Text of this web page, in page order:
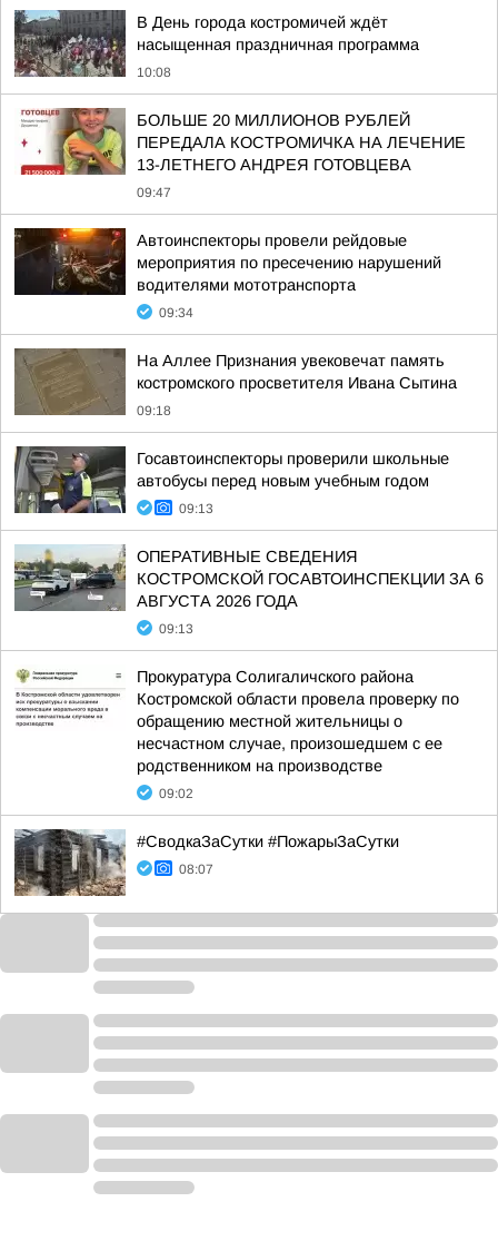
В День города костромичей ждёт
насыщенная праздничная программа
10:08
БОЛЬШЕ 20 МИЛЛИОНОВ РУБЛЕЙ
ПЕРЕДАЛА КОСТРОМИЧКА НА ЛЕЧЕНИЕ
13-ЛЕТНЕГО АНДРЕЯ ГОТОВЦЕВА
09:47
Автоинспекторы провели рейдовые
мероприятия по пресечению нарушений
водителями мототранспорта
09:34
На Аллее Признания увековечат память
костромского просветителя Ивана Сытина
09:18
Госавтоинспекторы проверили школьные
автобусы перед новым учебным годом
09:13
ОПЕРАТИВНЫЕ СВЕДЕНИЯ
КОСТРОМСКОЙ ГОСАВТОИНСПЕКЦИИ ЗА 6
АВГУСТА 2026 ГОДА
09:13
Прокуратура Солигаличского района
Костромской области провела проверку по
обращению местной жительницы о
несчастном случае, произошедшем с ее
родственником на производстве
09:02
#СводкаЗаСутки #ПожарыЗаСутки
08:07